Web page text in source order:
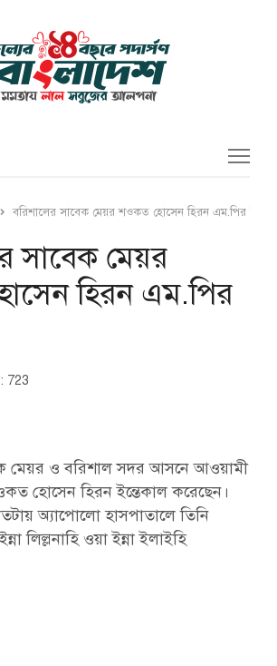
বরিশালের সাবেক মেয়র শওকত হোসেন হিরন এম.পির
সাবেক মেয়র
হিরন এম.পির
723
মেয়র ও বরিশাল সদর আসনে আওয়ামী
হোসেন হিরন ইন্তেকাল করেছেন।
অ্যাপোলো হাসপাতালে তিনি
লিল্লনাহি ওয়া ইন্না ইলাইহি